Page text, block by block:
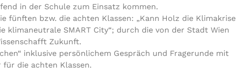
in der Schule zum Einsatz kommen.
bzw. die achten Klassen: „Kann Holz die Klimakrise
klimaneutrale SMART City“; durch die von der Stadt Wien
Zukunft.
inklusive persönlichem Gespräch und Fragerunde mit
die achten Klassen.